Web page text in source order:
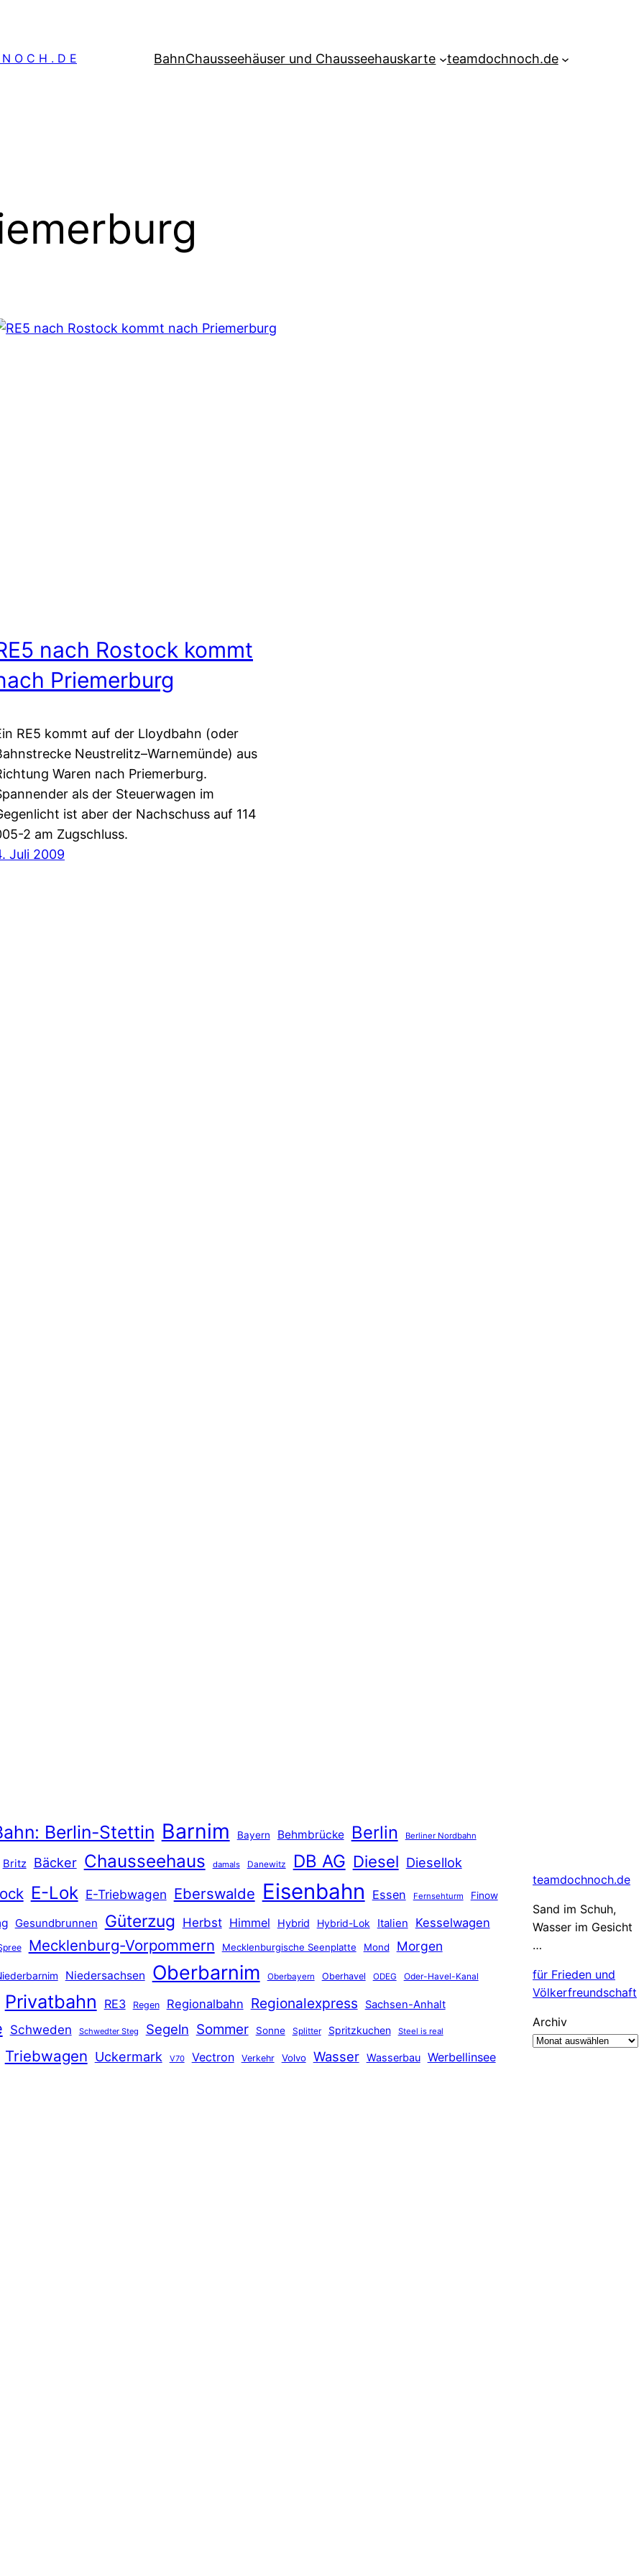
O C H . D E BahnChausseehäuser und Chausseehauskarte teamdochnoch.de
nach Rostock kommt
Priemerburg
RE5 kommt auf der Lloydbahn (oder
Neustrelitz–Warnemünde) aus
Waren nach Priemerburg.
als der Steuerwagen im
ist aber der Nachschuss auf 114
2 am Zugschluss.
Juli 2009
Berlin-Stettin Barnim Bayern Behmbrücke Berlin Berliner Nordbahn
Britz Bäcker Chausseehaus damals Danewitz DB AG Diesel Diesellok
E-Lok E-Triebwagen Eberswalde Eisenbahn Essen Fernsehturm Finow
Gesundbrunnen Güterzug Herbst Himmel Hybrid Hybrid-Lok Italien Kesselwagen
Mecklenburg-Vorpommern Mecklenburgische Seenplatte Mond Morgen
Niedersachsen Oberbarnim Oberbayern Oberhavel ODEG Oder-Havel-Kanal
Privatbahn RE3 Regen Regionalbahn Regionalexpress Sachsen-Anhalt
Schweden Schwedter Steg Segeln Sommer Sonne Splitter Spritzkuchen Steel is real
Triebwagen Uckermark V70 Vectron Verkehr Volvo Wasser Wasserbau Werbellinsee
teamdochnoch.de
Sand im Schuh,
Wasser im Gesicht
…
für Frieden und
Völkerfreundschaft
Archiv